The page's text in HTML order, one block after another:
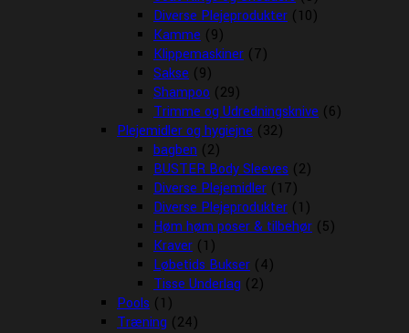
Diverse Plejeprodukter (10)
Kamme (9)
Klippemaskiner (7)
Sakse (9)
Shampoo (29)
Trimme og Udredningsknive (6)
Plejemidler og hygiejne (32)
bagben (2)
BUSTER Body Sleeves (2)
Diverse Plejemidler (17)
Diverse Plejeprodukter (1)
Høm høm poser & tilbehør (5)
Kraver (1)
Løbetids Bukser (4)
Tisse Underlag (2)
Pools (1)
Træning (24)